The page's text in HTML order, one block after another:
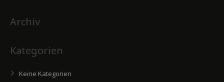
Archiv
Kategorien
Keine Kategorien